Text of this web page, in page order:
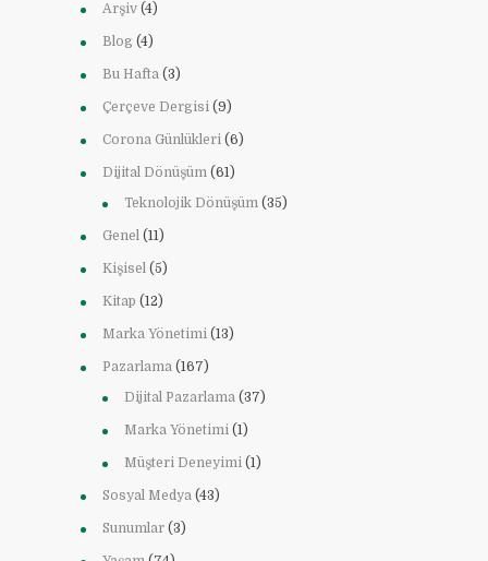
Arşiv (4)
Blog (4)
Bu Hafta (3)
Çerçeve Dergisi (9)
Corona Günlükleri (6)
Dijital Dönüşüm (61)
Teknolojik Dönüşüm (35)
Genel (11)
Kişisel (5)
Kitap (12)
Marka Yönetimi (13)
Pazarlama (167)
Dijital Pazarlama (37)
Marka Yönetimi (1)
Müşteri Deneyimi (1)
Sosyal Medya (43)
Sunumlar (3)